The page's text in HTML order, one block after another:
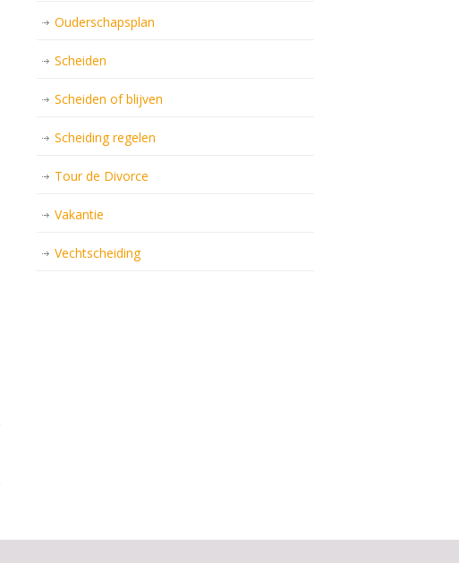
Ouderschapsplan
Scheiden
Scheiden of blijven
Scheiding regelen
Tour de Divorce
Vakantie
Vechtscheiding